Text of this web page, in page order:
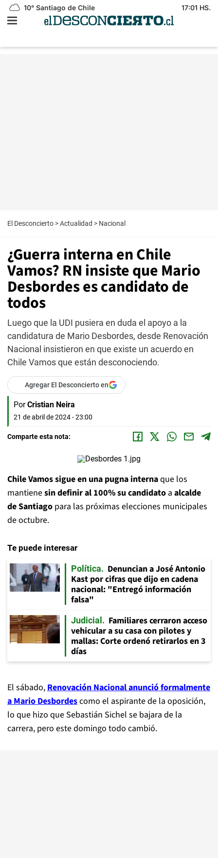
10° Santiago de Chile 17:01 HS.
El Desconcierto >Actualidad > Nacional
¿Guerra interna en Chile
Vamos? RN insiste que Mario
Desbordes es candidato de
todos
Luego que la UDI pusiera en duda el apoyo a la
candidatura de Mario Desbordes, desde Renovación
Nacional insistieron en que existe un acuerdo en
Chile Vamos que están desconociendo.
Agregar El Desconcierto en
Por Cristian Neira
21 de abril de 2024 - 23:00
Comparte esta nota:
Chile Vamos sigue en una pugna internaque los
mantienesin definir al 100% su candidato a alcalde
de Santiago para las próximas elecciones municipales
de octubre.
Te puede interesar
Política
Denuncian a José Antonio
Kast por cifras que dijo en cadena
nacional: "Entregó información
falsa"
Judicial
Familiares cerraron acceso
vehicular a su casa con pilotes y
mallas: Corte ordenó retirarlos en 3
días
El sábado,Renovación Nacional anunció formalmente
a Mario Desbordescomo el aspirante de la oposición,
lo que hizo que Sebastián Sichel se bajara de la
carrera, pero este domingo todo cambió.